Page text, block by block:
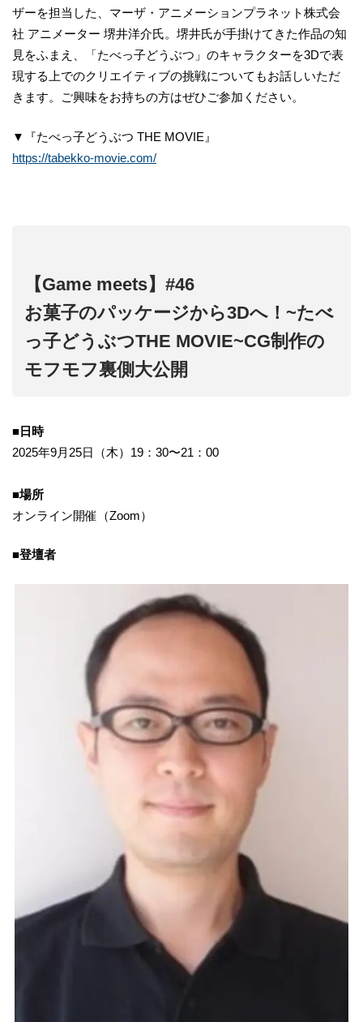
ザーを担当した、マーザ・アニメーションプラネット株式会
社 アニメーター 堺井洋介氏。堺井氏が手掛けてきた作品の知
見をふまえ、「たべっ子どうぶつ」のキャラクターを3Dで表
現する上でのクリエイティブの挑戦についてもお話しいただ
きます。ご興味をお持ちの方はぜひご参加ください。
▼『たべっ子どうぶつ THE MOVIE』
https://tabekko-movie.com/
【Game meets】#46
お菓子のパッケージから3Dへ！~たべ
っ子どうぶつTHE MOVIE~CG制作の
モフモフ裏側大公開
■日時
2025年9月25日（木）19：30〜21：00
■場所
オンライン開催（Zoom）
■登壇者